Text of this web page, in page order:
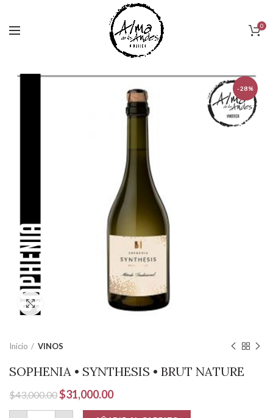
0
-28%
Inicio VINOS
SOPHENIA • SYNTHESIS • BRUT NATURE
$43,000.00 El
$31,000.00El
SOPHENIA • SYNTHESIS • BRUT NATURE cantidad